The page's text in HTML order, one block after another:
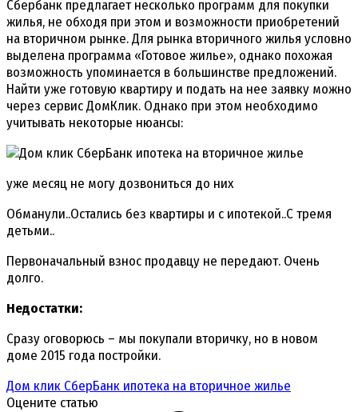
Сбербанк предлагает несколько программ для покупки
жилья, не обходя при этом и возможности приобретений
на вторичном рынке. Для рынка вторичного жилья условно
выделена программа «Готовое жилье», однако похожая
возможность упоминается в большинстве предложений.
Найти уже готовую квартиру и подать на нее заявку можно
через сервис ДомКлик. Однако при этом необходимо
учитывать некоторые нюансы:
уже месяц не могу дозвониться до них
Обманули..Остались без квартиры и с ипотекой..С тремя
детьми..
Первоначальный взнос продавцу не передают. Очень
долго.
Недостатки:
Сразу оговорюсь – мы покупали вторичку, но в новом
доме 2015 года постройки.
Дом клик СберБанк ипотека на вторичное жилье
Оцените статью